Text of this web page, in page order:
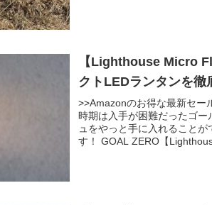
【Lighthouse Micro
クトLEDランタンを徹
>>Amazonのお得な最新セー
時期は入手が困難だったゴ
ュをやっと手に入れること
す！ GOAL ZERO【